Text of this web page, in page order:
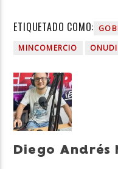
ETIQUETADO COMO:
MINCOMERCIO
ONUDI
Diego Andrés